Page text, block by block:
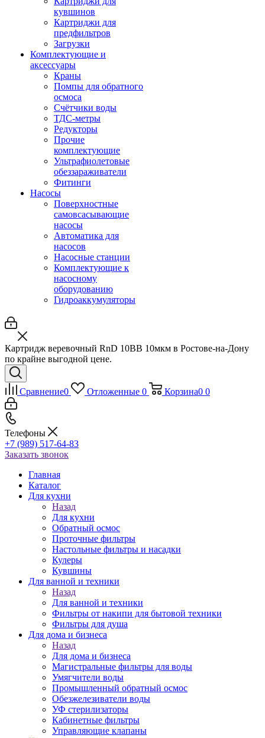
кувшинов
Картриджи для
предфильтров
Загрузки
Комплектующие и
аксессуары
Краны
Помпы для обратного
осмоса
Счётчики воды
ТДС-метры
Редукторы
Прочие
комплектующие
Ультрафиолетовые
обеззараживатели
Фитинги
Насосы
Поверхностные
самовсасывающие
насосы
Автоматика для
насосов
Насосные станции
Комплектующие к
насосному
оборудованию
Гидроаккумуляторы
Картридж веревочный RnD 10BB 10мкм в Ростове-на-Дону
по крайне выгодной цене.
Сравнение0 Отложенные 0 Корзина0 0
Телефоны
+7 (989) 517-64-83
Заказать звонок
Главная
Каталог
Для кухни
Назад
Для кухни
Обратный осмос
Проточные фильтры
Настольные фильтры и насадки
Кулеры
Кувшины
Для ванной и техники
Назад
Для ванной и техники
Фильтры от накипи для бытовой техники
Фильтры для душа
Для дома и бизнеса
Назад
Для дома и бизнеса
Магистральные фильтры для воды
Умягчители воды
Промышленный обратный осмос
Обезжелезиватели воды
УФ стерилизаторы
Кабинетные фильтры
Управляющие клапаны